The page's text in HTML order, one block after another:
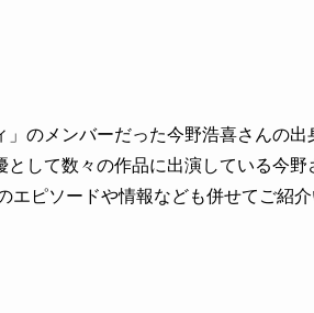
」のメンバーだった今野浩喜さんの
として数々の作品に出演している今
エピソードや情報なども併せてご紹